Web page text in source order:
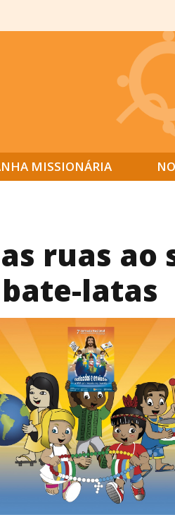
MISSIONÁRIA
ruas ao
bate-latas